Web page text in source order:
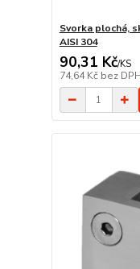
Svorka plochá,
AISI 304
90,31 Kč/KS
74,64 Kč bez DPH